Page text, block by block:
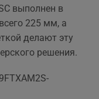
выполнен в
225 мм, а
делают эту
решения.